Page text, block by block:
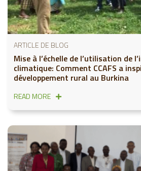
ARTICLE DE BLOG
Mise à l’échelle de l’utilisation de
climatique: Comment CCAFS a
développement rural au Burkina
READ MORE